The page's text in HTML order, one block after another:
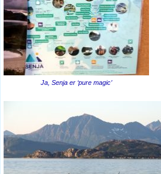
Ja, Senja er ‘pure magic’